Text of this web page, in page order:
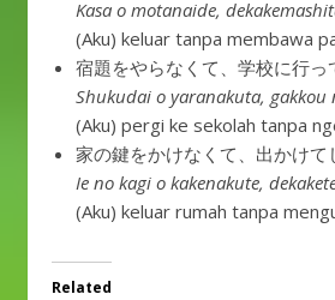
Kasa o motanaide,
(Aku) keluar tanpa membawa
宿題をやらなくて、学校に行っ
Shukudai o yaranakuta, gakkou
(Aku) pergi ke sekolah tanpa
家の鍵をかけなくて、出かけて
Ie no kagi o kakenakute,
(Aku) keluar rumah tanpa
Related